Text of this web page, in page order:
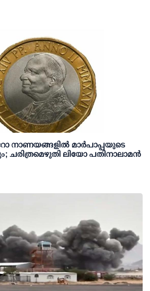
നാണയങ്ങളിൽ മാർപാപ്പയുടെ
ചരിത്രമെഴുതി ലിയോ പതിനാലാമൻ